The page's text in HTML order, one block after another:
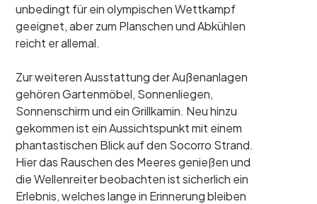
unbedingt für ein olympischen Wettkampf
geeignet, aber zum Planschen und Abkühlen
reicht er allemal.
Zur weiteren Ausstattung der Außenanlagen
gehören Gartenmöbel, Sonnenliegen,
Sonnenschirm und ein Grillkamin. Neu hinzu
gekommen ist ein Aussichtspunkt mit einem
phantastischen Blick auf den Socorro Strand.
Hier das Rauschen des Meeres genießen und
die Wellenreiter beobachten ist sicherlich ein
Erlebnis, welches lange in Erinnerung bleiben